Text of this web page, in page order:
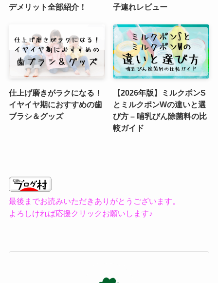
デメリット全部紹介！
子連れレビュー
仕上げ磨きがラクになる！
イヤイヤ期におすすめの歯
ブラシ＆グッズ
【2026年版】ミルクポンS
とミルクポンWの違いと選
び方 – 哺乳びん除菌料の比
較ガイド
最後までお読みいただきありがとうございます。
よろしければ応援クリックお願いします♪